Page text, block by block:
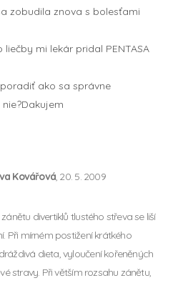
zobudila znova s bolesťami
mi lekár pridal PENTASA
ako sa správne
Kovářová, 20. 5. 2009
divertiklů tlustého střeva se liší
Při mírném postižení krátkého
dieta, vyloučení kořeněných
stravy. Při větším rozsahu zánětu,